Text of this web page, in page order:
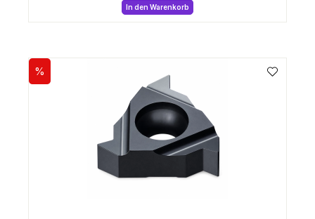
In den Warenkorb
Rabatt
%